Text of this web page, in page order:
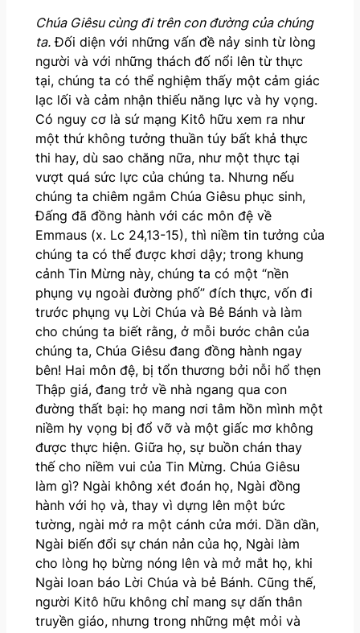
Chúa Giêsu cùng đi trên con đường của chúng
ta.Đối diện với những vấn đề nảy sinh từ lòng
người và với những thách đố nổi lên từ thực
tại, chúng ta có thể nghiệm thấy một cảm giác
lạc lối và cảm nhận thiếu năng lực và hy vọng.
Có nguy cơ là sứ mạng Kitô hữu xem ra như
một thứ không tưởng thuần túy bất khả thực
thi hay, dù sao chăng nữa, như một thực tại
vượt quá sức lực của chúng ta. Nhưng nếu
chúng ta chiêm ngắm Chúa Giêsu phục sinh,
Đấng đã đồng hành với các môn đệ về
Emmaus (x. Lc 24,13-15), thì niềm tin tưởng của
chúng ta có thể được khơi dậy; trong khung
cảnh Tin Mừng này, chúng ta có một “nền
phụng vụ ngoài đường phố” đích thực, vốn đi
trước phụng vụ Lời Chúa và Bẻ Bánh và làm
cho chúng ta biết rằng, ở mỗi bước chân của
chúng ta, Chúa Giêsu đang đồng hành ngay
bên! Hai môn đệ, bị tổn thương bởi nỗi hổ thẹn
Thập giá, đang trở về nhà ngang qua con
đường thất bại: họ mang nơi tâm hồn mình một
niềm hy vọng bị đổ vỡ và một giấc mơ không
được thực hiện. Giữa họ, sự buồn chán thay
thế cho niềm vui của Tin Mừng. Chúa Giêsu
làm gì? Ngài không xét đoán họ, Ngài đồng
hành với họ và, thay vì dựng lên một bức
tường, ngài mở ra một cánh cửa mới. Dần dần,
Ngài biến đổi sự chán nản của họ, Ngài làm
cho lòng họ bừng nóng lên và mở mắt họ, khi
Ngài loan báo Lời Chúa và bẻ Bánh. Cũng thế,
người Kitô hữu không chỉ mang sự dấn thân
truyền giáo, nhưng trong những mệt mỏi và